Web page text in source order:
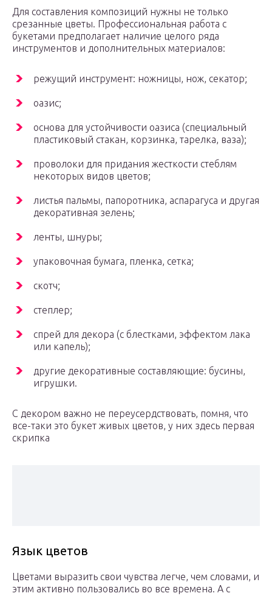
Для составления композиций нужны не только
срезанные цветы. Профессиональная работа с
букетами предполагает наличие целого ряда
инструментов и дополнительных материалов:
режущий инструмент: ножницы, нож, секатор;
оазис;
основа для устойчивости оазиса (специальный
пластиковый стакан, корзинка, тарелка, ваза);
проволоки для придания жесткости стеблям
некоторых видов цветов;
листья пальмы, папоротника, аспарагуса и другая
декоративная зелень;
ленты, шнуры;
упаковочная бумага, пленка, сетка;
скотч;
степлер;
спрей для декора (с блестками, эффектом лака
или капель);
другие декоративные составляющие: бусины,
игрушки.
С декором важно не переусердствовать, помня, что
все-таки это букет живых цветов, у них здесь первая
скрипка
Язык цветов
Цветами выразить свои чувства легче, чем словами, и
этим активно пользовались во все времена. А с